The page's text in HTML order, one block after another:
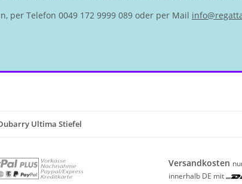
per Telefon 0049 172 9999 089 oder per Mail
Ultima Stiefel
Versandkosten
innerhalb DE mit